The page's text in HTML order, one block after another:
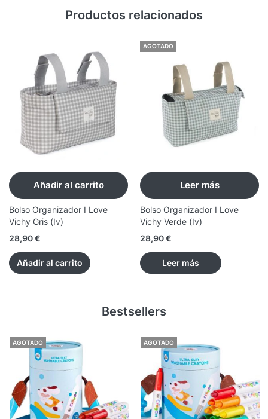
Productos relacionados
Añadir al carrito
Bolso Organizador I Love
Vichy Gris (Iv)
28,90€
Añadir al carrito
AGOTADO
Leer más
Bolso Organizador I Love
Vichy Verde (Iv)
28,90€
Leer más
Bestsellers
AGOTADO AGOTADO